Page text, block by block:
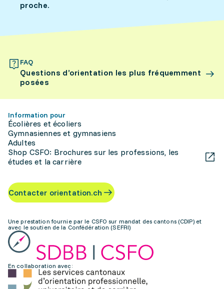
proche.
FAQ
Questions d’orientation les plus fréquemment
posées
Information pour
Écolières et écoliers
Gymnasiennes et gymnasiens
Adultes
Shop CSFO: Brochures sur les professions, les
études et la carrière
Contacter orientation.ch
Une prestation fournie par le CSFO sur mandat des cantons (CDIP) et
avec le soutien de la Confédération (SEFRI)
En collaboration avec: